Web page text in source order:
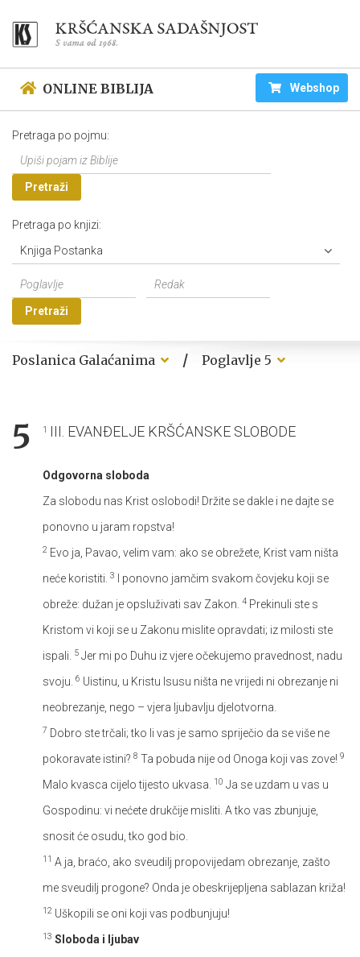
ONLINE BIBLIJA Webshop
Pretraga po pojmu:
Pretraži
Pretraga po knjizi:
Knjiga Postanka
Pretraži
Poslanica Galaćanima / Poglavlje 5
5 1 III. EVANĐELJE KRŠĆANSKE SLOBODE
Odgovorna sloboda
Za slobodu nas Krist oslobodi! Držite se dakle i ne dajte se
ponovno u jaram ropstva!
2 Evo ja, Pavao, velim vam: ako se obrežete, Krist vam ništa
neće koristiti. 3
I ponovno jamčim svakom čovjeku koji se
obreže: dužan je opsluživati sav Zakon. 4 Prekinuli ste s
Kristom vi koji se u Zakonu mislite opravdati; iz milosti ste
ispali.
5 Jer mi po Duhu iz vjere očekujemo pravednost, nadu
svoju. 6 Uistinu, u Kristu Isusu ništa ne vrijedi ni obrezanje ni
neobrezanje, nego – vjera ljubavlju djelotvorna.
7 Dobro ste trčali; tko li vas je samo spriječio da se više ne
pokoravate istini? 8 Ta pobuda nije od Onoga koji vas zove! 9
Malo kvasca cijelo tijesto ukvasa. 10 Ja se uzdam u vas u
Gospodinu: vi nećete drukčije misliti. A tko vas zbunjuje,
snosit će osudu, tko god bio.
11 A ja, braćo, ako sveudilj propovijedam obrezanje, zašto
me sveudilj progone? Onda je obeskrijepljena sablazan križa!
12 Uškopili se oni koji vas podbunjuju!
13 Sloboda i ljubav